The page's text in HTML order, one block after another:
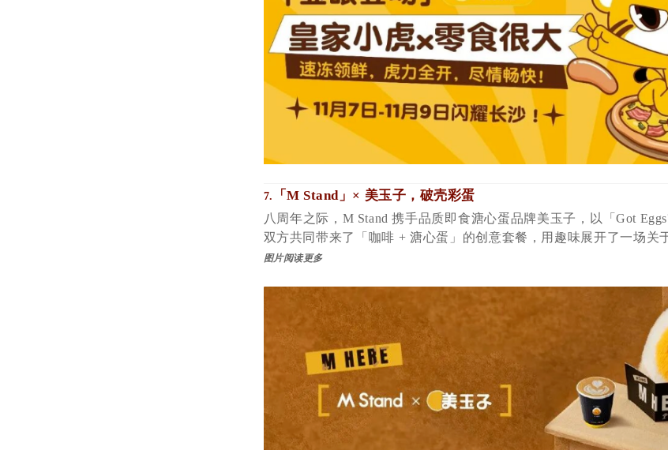
7. 「M Stand」× 美玉子，破壳彩蛋
八周年之际，M Stand 携手品质即食溏心蛋品牌美玉子，以「Got
双方共同带来了「咖啡 + 溏心蛋」的创意套餐， 用趣味展开了一场关
图片阅读更多